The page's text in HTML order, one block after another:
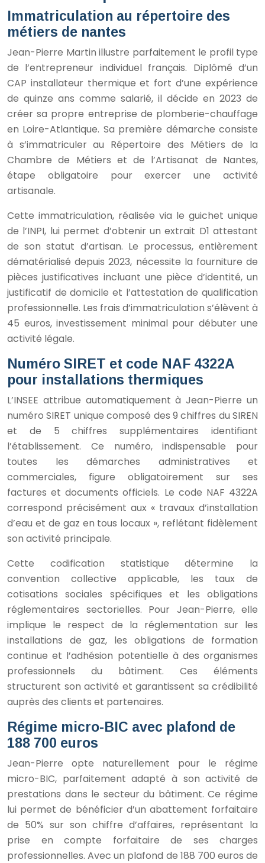
Immatriculation au répertoire des
métiers de nantes
Jean-Pierre Martin illustre parfaitement le profil type
de l’entrepreneur individuel français. Diplômé d’un
CAP installateur thermique et fort d’une expérience
de quinze ans comme salarié, il décide en 2023 de
créer sa propre entreprise de plomberie-chauffage
en Loire-Atlantique. Sa première démarche consiste
à s’immatriculer au Répertoire des Métiers de la
Chambre de Métiers et de l’Artisanat de Nantes,
étape obligatoire pour exercer une activité
artisanale.
Cette immatriculation, réalisée via le guichet unique
de l’INPI, lui permet d’obtenir un extrait D1 attestant
de son statut d’artisan. Le processus, entièrement
dématérialisé depuis 2023, nécessite la fourniture de
pièces justificatives incluant une pièce d’identité, un
justificatif de domicile et l’attestation de qualification
professionnelle. Les frais d’immatriculation s’élèvent à
45 euros, investissement minimal pour débuter une
activité légale.
Numéro SIRET et code NAF 4322A
pour installations thermiques
L’INSEE attribue automatiquement à Jean-Pierre un
numéro SIRET unique composé des 9 chiffres du SIREN
et de 5 chiffres supplémentaires identifiant
l’établissement. Ce numéro, indispensable pour
toutes les démarches administratives et
commerciales, figure obligatoirement sur ses
factures et documents officiels. Le code NAF 4322A
correspond précisément aux « travaux d’installation
d’eau et de gaz en tous locaux », reflétant fidèlement
son activité principale.
Cette codification statistique détermine la
convention collective applicable, les taux de
cotisations sociales spécifiques et les obligations
réglementaires sectorielles. Pour Jean-Pierre, elle
implique le respect de la réglementation sur les
installations de gaz, les obligations de formation
continue et l’adhésion potentielle à des organismes
professionnels du bâtiment. Ces éléments
structurent son activité et garantissent sa crédibilité
auprès des clients et partenaires.
Régime micro-BIC avec plafond de
188 700 euros
Jean-Pierre opte naturellement pour le régime
micro-BIC, parfaitement adapté à son activité de
prestations dans le secteur du bâtiment. Ce régime
lui permet de bénéficier d’un abattement forfaitaire
de 50% sur son chiffre d’affaires, représentant la
prise en compte forfaitaire de ses charges
professionnelles. Avec un plafond de 188 700 euros de